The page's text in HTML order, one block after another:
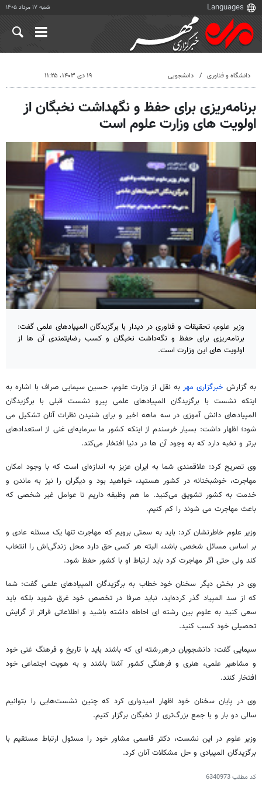
شنبه ۱۷ مرداد ۱۴۰۵
دانشگاه و فناوری دانشجویی ۱۹ دی ۱۴۰۳، ۱۱:۲۵
برنامه‌ریزی برای حفظ و نگهداشت نخبگان از
اولویت های وزارت علوم است
وزیر علوم، تحقیقات و فناوری در دیدار با برگزیدگان المپیادهای علمی گفت:
برنامه‌ریزی برای حفظ و نگه‌داشت نخبگان و کسب رضایتمندی آن ها از
اولویت های این وزارت است.
به گزارش خبرگزاری مهربه نقل از وزارت علوم، حسین سیمایی صراف با اشاره به
اینکه نشست با برگزیدگان المپیادهای علمی پیرو نشست قبلی با برگزیدگان
المپیادهای دانش آموزی در سه ماهه اخیر و برای شنیدن نظرات آنان تشکیل می
شود؛ اظهار داشت: بسیار خرسندم از اینکه کشور ما سرمایه‌ای غنی از استعدادهای
برتر و نخبه دارد که به وجود آن ها در دنیا افتخار می‌کند.
وی تصریح کرد: علاقمندی شما به ایران عزیز به اندازه‌ای است که با وجود امکان
مهاجرت، خوشبختانه در کشور هستید، خواهید بود و دیگران را نیز به ماندن و
خدمت به کشور تشویق می‌کنید. ما هم وظیفه داریم تا عوامل غیر شخصی که
باعث مهاجرت می شوند را کم کنیم.
وزیر علوم خاطرنشان کرد: باید به سمتی برویم که مهاجرت تنها یک مسئله عادی و
بر اساس مسائل شخصی باشد، البته هر کسی حق دارد محل زندگی‌اش را انتخاب
کند ولی حتی اگر مهاجرت کرد باید ارتباط او با کشور حفظ شود.
وی در بخش دیگر سخنان خود خطاب به برگزیدگان المپیادهای علمی گفت: شما
که از سد المپیاد گذر کرده‌اید، نباید صرفا در تخصص خود غرق شوید بلکه باید
سعی کنید به علوم بین رشته ای احاطه داشته باشید و اطلاعاتی فراتر از گرایش
تحصیلی خود کسب کنید.
سیمایی گفت: دانشجویان درهررشته ای که باشند باید با تاریخ و فرهنگ غنی خود
و مشاهیر علمی، هنری و فرهنگی کشور آشنا باشند و به هویت اجتماعی خود
افتخار کنند.
وی در پایان سخنان خود اظهار امیدواری کرد که چنین نشست‌هایی را بتوانیم
سالی دو بار و با جمع بزرگ‌تری از نخبگان برگزار کنیم.
وزیر علوم در این نشست، دکتر قاسمی مشاور خود را مسئول ارتباط مستقیم با
برگزیدگان المپیادی و حل مشکلات آنان کرد.
کد مطلب6340973